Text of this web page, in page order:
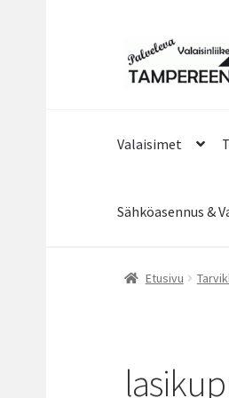
Siirry
navigointiin
Siirry
sisältöön
Valaisimet
Sähköasennus &
Etusivu